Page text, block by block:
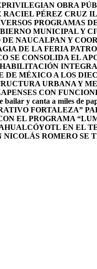
PRIVILEGIAN OBRA
RACIEL PÉREZ CRUZ
PROGRAMAS
MUNICIPAL Y
NAUCALPAN Y
DE LA FERIA
SE CONSOLIDA EL
DE MÉXICO A LOS
URBANA Y
CON
bailar y canta a miles de
FORTALEZA”
EL PROGRAMA
EN EL
NICOLÁS ROMERO SE